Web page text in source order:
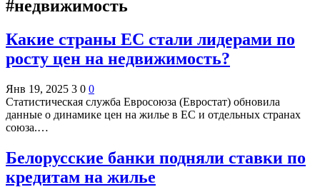
#недвижимость
Какие страны ЕС стали лидерами по
росту цен на недвижимость?
Янв 19, 2025 3 0 0
Статистическая служба Евросоюза (Евростат) обновила
данные о динамике цен на жилье в ЕС и отдельных странах
союза.…
Белорусские банки подняли ставки по
кредитам на жилье